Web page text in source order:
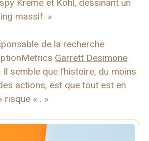
Kreme et Kohl, dessinant un
massif. »
de la recherche
Garrett Desimone
Il semble que l’histoire, du moins
actions, est que tout est en
risque « . »